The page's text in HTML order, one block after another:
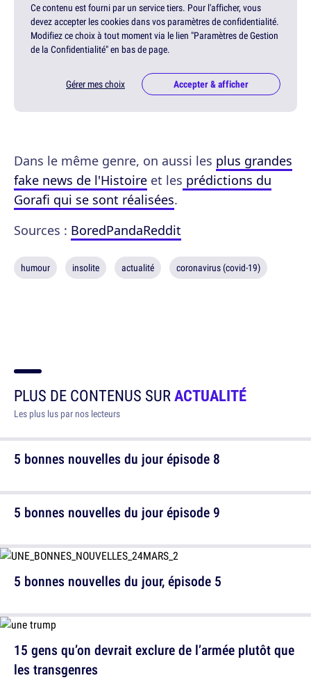
Ce contenu est fourni par un service tiers. Pour l'afficher, vous
devez accepter les cookies dans vos paramètres de confidentialité.
Modifiez ce choix à tout moment via le lien "Paramètres de Gestion
de la Confidentialité" en bas de page.
Gérer mes choix Accepter & afficher
Dans le même genre, on aussi les plus grandes
fake news de l'Histoire et les prédictions du
Gorafi qui se sont réalisées.
Sources : BoredPandaReddit
humour insolite actualité coronavirus (covid-19)
PLUS DE CONTENUS SURACTUALITÉ
Les plus lus par nos lecteurs
5 bonnes nouvelles du jour épisode 8
5 bonnes nouvelles du jour, épisode 5
5 bonnes nouvelles du jour épisode 9
15 gens qu’on devrait exclure de l’armée plutôt que
les transgenres